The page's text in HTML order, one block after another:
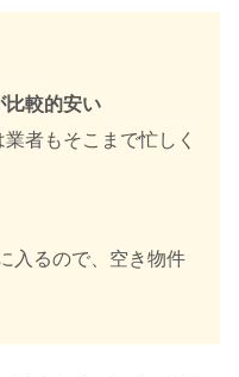
比較的安い
者もそこまで忙しく
入るので、空き物件